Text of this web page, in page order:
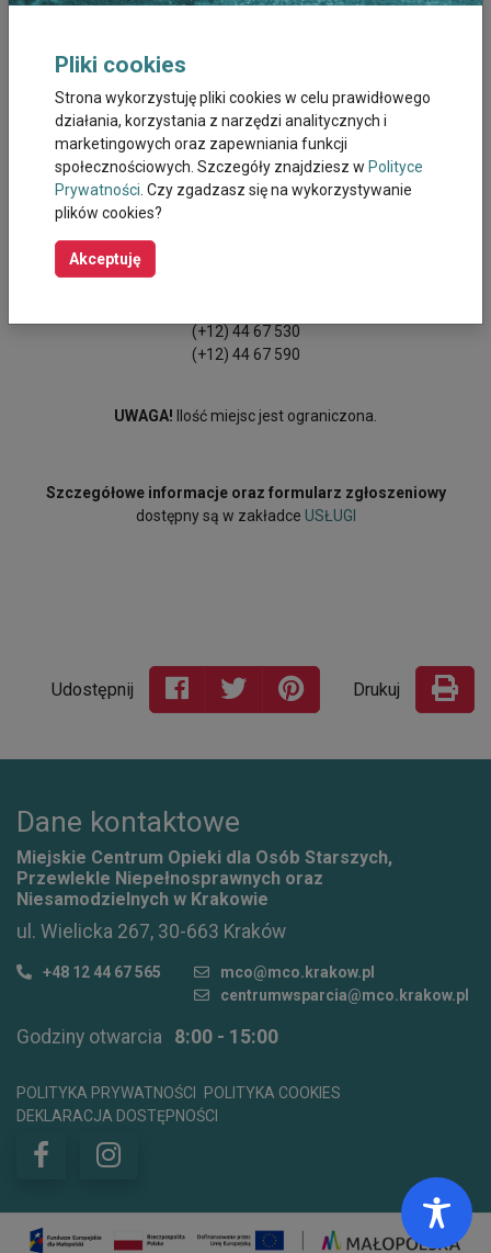
leżącego.
technicznych i z ich użyciem, z uwzględnieniem zasad
bezpiecznego przemieszczania.
Stosowania profilaktyki powikłań związanych z
długotrwałym unieruchomieniem (w tym odleżyn,
przykurczów, itp.).
Komunikowanie się z chorym, udzielanie wsparcia,
Współpracy z jednostkami ochrony zdrowia.
Aby zgłosić się na szkolenie skontaktuj się z nami:
(+12) 44 67 530
(+12) 44 67 590
UWAGA! Ilość miejsc jest ograniczona.
Szczegółowe informacje oraz formularz zgłoszeniowy
dostępny są w zakładce USŁUGI
Udostępnij Drukuj
Pliki cookies
Strona wykorzystuję pliki cookies w celu prawidłowego
działania, korzystania z narzędzi analitycznych i
marketingowych oraz zapewniania funkcji
społecznościowych. Szczegóły znajdziesz w Polityce
Prywatności. Czy zgadzasz się na wykorzystywanie
plików cookies?
Akceptuję
Dane kontaktowe
Miejskie Centrum Opieki dla Osób Starszych,
Przewlekle Niepełnosprawnych oraz
Niesamodzielnych w Krakowie
ul. Wielicka 267, 30-663 Kraków
+48 12 44 67 565
mco@mco.krakow.pl
centrumwsparcia@mco.krakow.pl
Godziny otwarcia 8:00 - 15:00
POLITYKA PRYWATNOŚCI
POLITYKA COOKIES
DEKLARACJA DOSTĘPNOŚCI